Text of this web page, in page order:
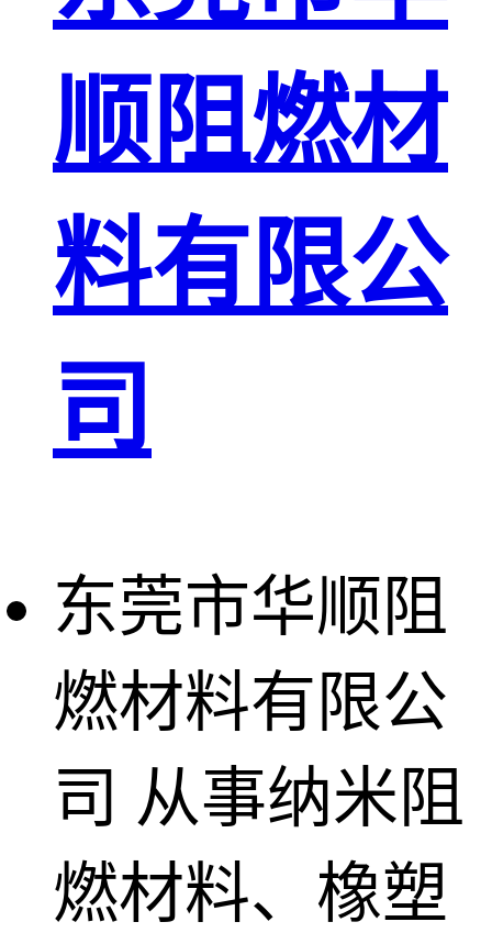
顺阻燃材
料有限公
司
东莞市华顺阻
燃材料有限公
司 从事纳米阻
燃材料、橡塑